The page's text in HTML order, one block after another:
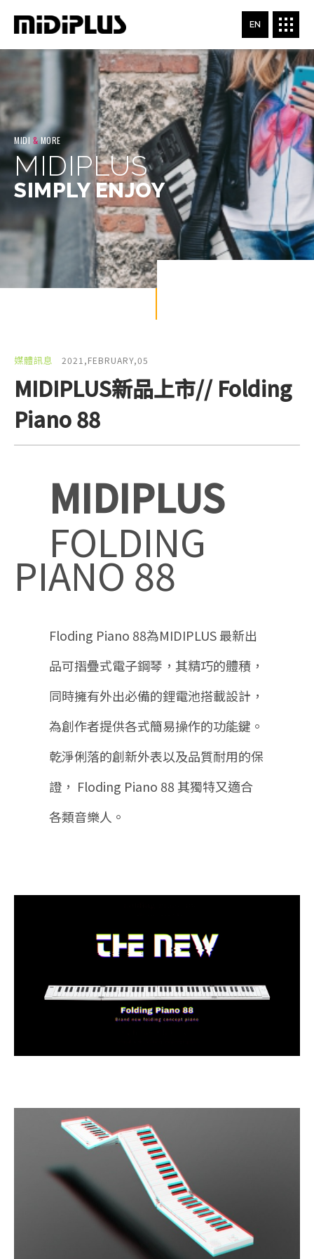
MIDI &MORE
MIDIPLUS
SIMPLY ENJOY
媒體訊息 2021,FEBRUARY,05
MIDIPLUS新品上市// Folding
Piano 88
MIDIPLUS
FOLDING
PIANO 88
Floding Piano 88為MIDIPLUS 最新出
品可摺疊式電子鋼琴，其精巧的體積，
同時擁有外出必備的鋰電池搭載設計，
為創作者提供各式簡易操作的功能鍵。
乾淨俐落的創新外表以及品質耐用的保
證， Floding Piano 88 其獨特又適合
各類音樂人。
EN